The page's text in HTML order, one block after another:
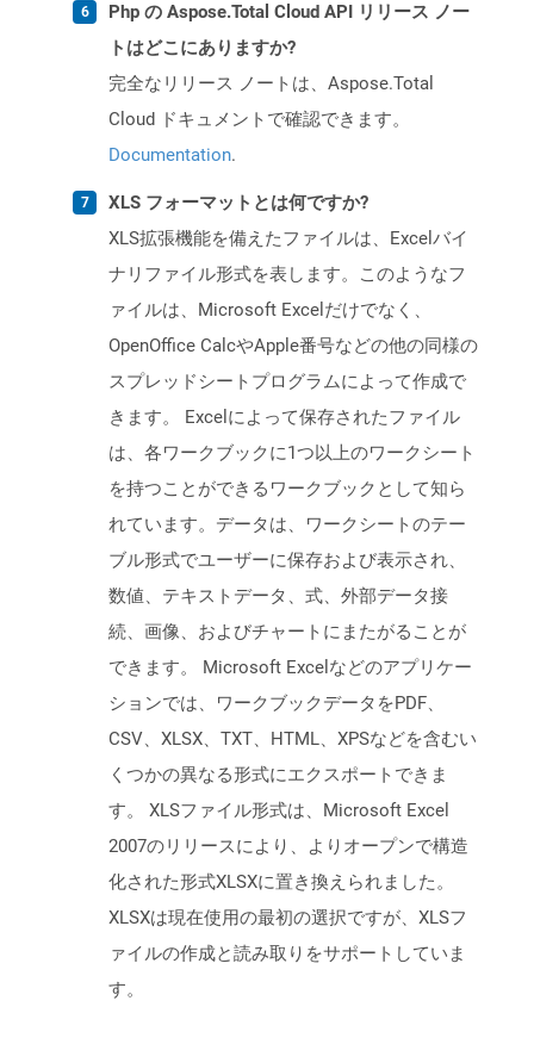
Php の Aspose.Total Cloud API リリース ノー
トはどこにありますか?
完全なリリース ノートは、Aspose.Total
Cloud ドキュメントで確認できます。
Documentation.
XLS フォーマットとは何ですか?
XLS拡張機能を備えたファイルは、Excelバイ
ナリファイル形式を表します。このようなフ
ァイルは、Microsoft Excelだけでなく、
OpenOffice CalcやApple番号などの他の同様の
スプレッドシートプログラムによって作成で
きます。 Excelによって保存されたファイル
は、各ワークブックに1つ以上のワークシート
を持つことができるワークブックとして知ら
れています。データは、ワークシートのテー
ブル形式でユーザーに保存および表示され、
数値、テキストデータ、式、外部データ接
続、画像、およびチャートにまたがることが
できます。 Microsoft Excelなどのアプリケー
ションでは、ワークブックデータをPDF、
CSV、XLSX、TXT、HTML、XPSなどを含むい
くつかの異なる形式にエクスポートできま
す。 XLSファイル形式は、Microsoft Excel
2007のリリースにより、よりオープンで構造
化された形式XLSXに置き換えられました。
XLSXは現在使用の最初の選択ですが、XLSフ
ァイルの作成と読み取りをサポートしていま
す。